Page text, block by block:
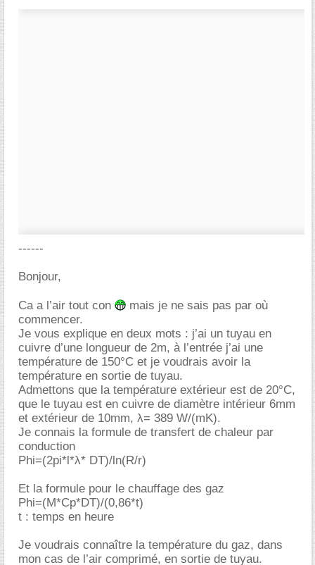
------
Bonjour,
Ca a l’air tout con
mais je ne sais pas par où
commencer.
Je vous explique en deux mots : j’ai un tuyau en
cuivre d’une longueur de 2m, à l’entrée j’ai une
température de 150°C et je voudrais avoir la
température en sortie de tuyau.
Admettons que la température extérieur est de 20°C,
que le tuyau est en cuivre de diamètre intérieur 6mm
et extérieur de 10mm, λ= 389 W/(mK).
Je connais la formule de transfert de chaleur par
conduction
Phi=(2pi*l*λ* DT)/ln(R/r)
Et la formule pour le chauffage des gaz
Phi=(M*Cp*DT)/(0,86*t)
t : temps en heure
Je voudrais connaître la température du gaz, dans
mon cas de l’air comprimé, en sortie de tuyau.